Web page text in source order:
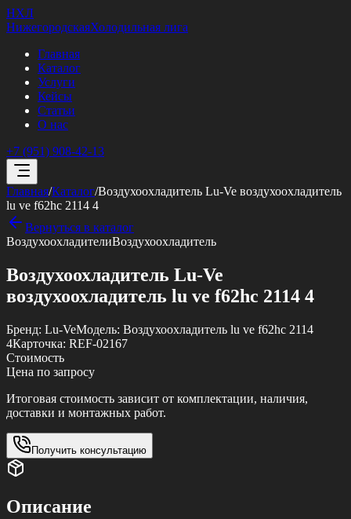
НХЛ
НижегородскаяХолодильная лига
Главная
Каталог
Услуги
Кейсы
Статьи
О нас
+7 (951) 908-42-13
Главная/Каталог/Воздухоохладитель Lu-Ve воздухоохладитель
lu ve f62hc 2114 4
Вернуться в каталог
ВоздухоохладителиВоздухоохладитель
Воздухоохладитель Lu-Ve
воздухоохладитель lu ve f62hc 2114 4
Бренд: Lu-VeМодель: Воздухоохладитель lu ve f62hc 2114
4Карточка: REF-02167
Стоимость
Цена по запросу
Итоговая стоимость зависит от комплектации, наличия,
доставки и монтажных работ.
Получить консультацию
Описание